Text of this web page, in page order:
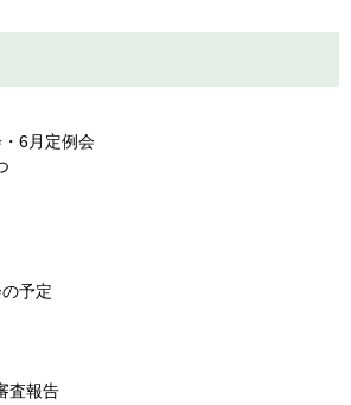
6月定例会
予定
査報告